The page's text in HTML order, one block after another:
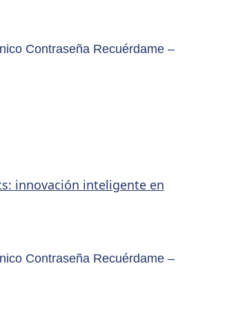
Contraseña Recuérdame –
innovación inteligente en
Contraseña Recuérdame –